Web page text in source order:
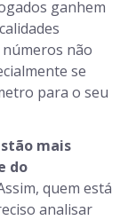
ganhem
não
se
para o seu
mais
do
quem está
analisar